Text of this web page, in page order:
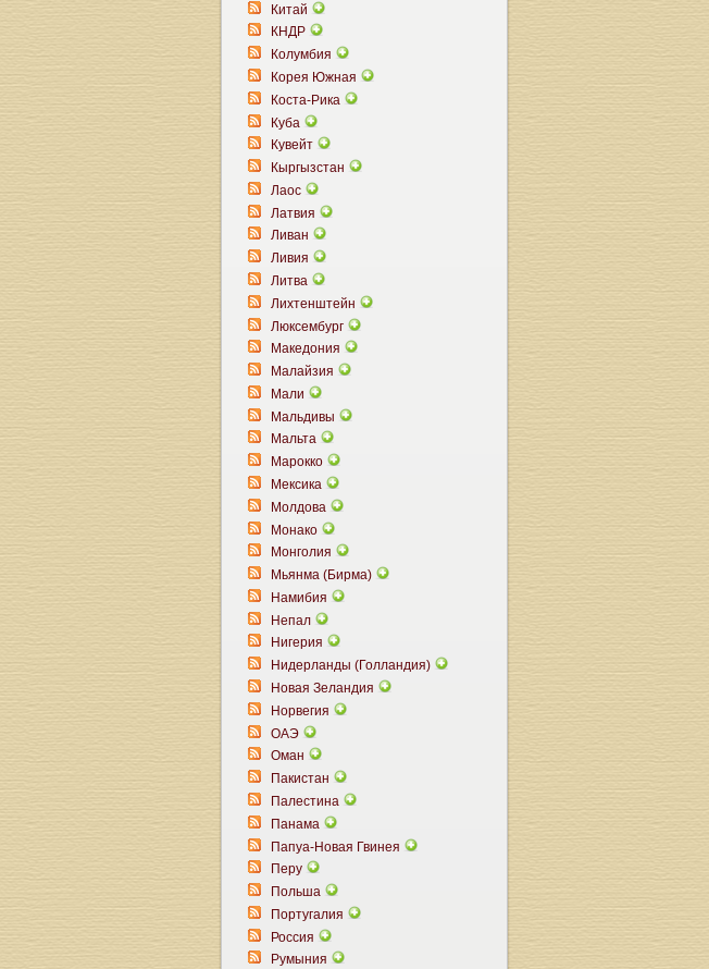
Китай
КНДР
Колумбия
Корея Южная
Коста-Рика
Куба
Кувейт
Кыргызстан
Лаос
Латвия
Ливан
Ливия
Литва
Лихтенштейн
Люксембург
Македония
Малайзия
Мали
Мальдивы
Мальта
Марокко
Мексика
Молдова
Монако
Монголия
Мьянма (Бирма)
Намибия
Непал
Нигерия
Нидерланды (Голландия)
Новая Зеландия
Норвегия
ОАЭ
Оман
Пакистан
Палестина
Панама
Папуа-Новая Гвинея
Перу
Польша
Португалия
Россия
Румыния